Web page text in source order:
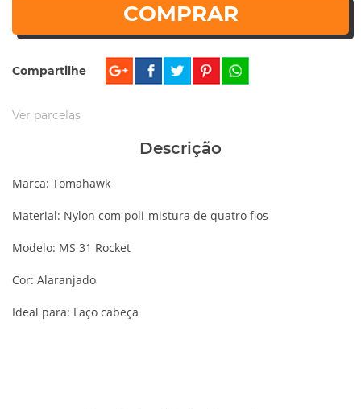
COMPRAR
Compartilhe
Ver parcelas
Descrição
Marca: Tomahawk
Material: Nylon com poli-mistura de quatro fios
Modelo: MS 31 Rocket
Cor: Alaranjado
Ideal para: Laço cabeça